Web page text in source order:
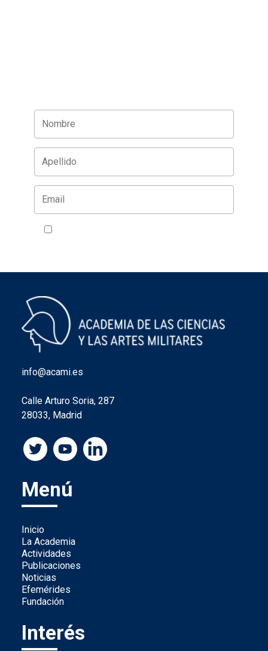
info@acami.es
Calle Arturo Soria, 287
28033, Madrid
Menú
Inicio
La Academia
Actividades
Publicaciones
Noticias
Efemérides
Fundación
Interés